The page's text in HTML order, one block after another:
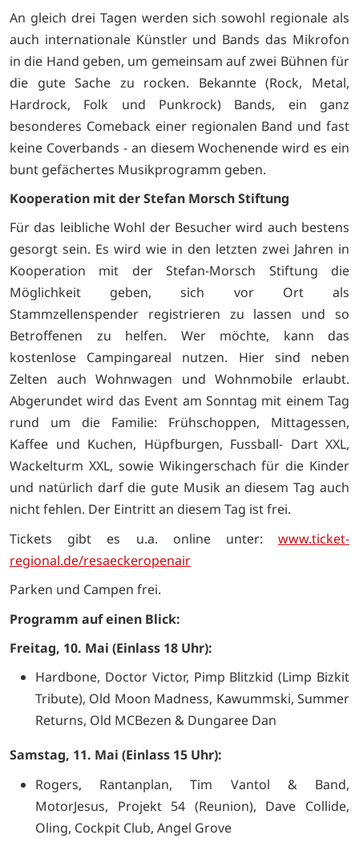
An gleich drei Tagen werden sich sowohl regionale als
auch internationale Künstler und Bands das Mikrofon
in die Hand geben, um gemeinsam auf zwei Bühnen für
die gute Sache zu rocken. Bekannte (Rock, Metal,
Hardrock, Folk und Punkrock) Bands, ein ganz
besonderes Comeback einer regionalen Band und fast
keine Coverbands - an diesem Wochenende wird es ein
bunt gefächertes Musikprogramm geben.
Kooperation mit der Stefan Morsch Stiftung
Für das leibliche Wohl der Besucher wird auch bestens
gesorgt sein. Es wird wie in den letzten zwei Jahren in
Kooperation mit der Stefan-Morsch Stiftung die
Möglichkeit geben, sich vor Ort als
Stammzellenspender registrieren zu lassen und so
Betroffenen zu helfen. Wer möchte, kann das
kostenlose Campingareal nutzen. Hier sind neben
Zelten auch Wohnwagen und Wohnmobile erlaubt.
Abgerundet wird das Event am Sonntag mit einem Tag
rund um die Familie: Frühschoppen, Mittagessen,
Kaffee und Kuchen, Hüpfburgen, Fussball- Dart XXL,
Wackelturm XXL, sowie Wikingerschach für die Kinder
und natürlich darf die gute Musik an diesem Tag auch
nicht fehlen. Der Eintritt an diesem Tag ist frei.
Tickets gibt es u.a. online unter: www.ticket-
regional.de/resaeckeropenair
Parken und Campen frei.
Programm auf einen Blick:
Freitag, 10. Mai (Einlass 18 Uhr):
Hardbone, Doctor Victor, Pimp Blitzkid (Limp Bizkit
Tribute), Old Moon Madness, Kawummski, Summer
Returns, Old MCBezen & Dungaree Dan
Samstag, 11. Mai (Einlass 15 Uhr):
Rogers, Rantanplan, Tim Vantol & Band,
MotorJesus, Projekt 54 (Reunion), Dave Collide,
Oling, Cockpit Club, Angel Grove